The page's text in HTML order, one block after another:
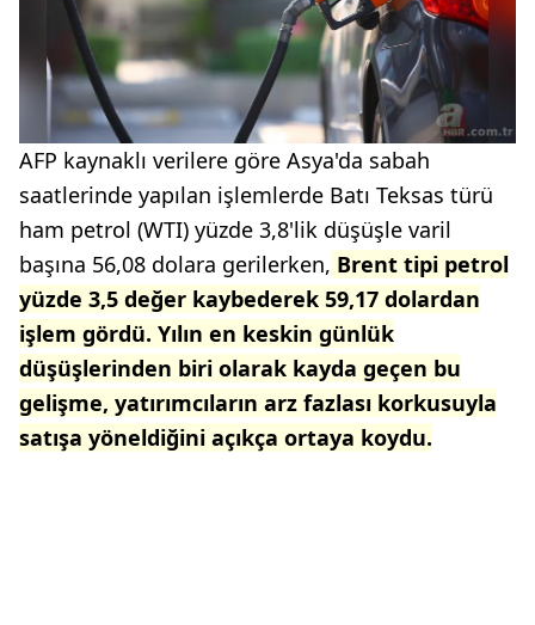
AFP kaynaklı verilere göre Asya'da sabah
saatlerinde yapılan işlemlerde Batı Teksas türü
ham petrol (WTI) yüzde 3,8'lik düşüşle varil
başına 56,08 dolara gerilerken, Brent tipi petrol
yüzde 3,5 değer kaybederek 59,17 dolardan
işlem gördü. Yılın en keskin günlük
düşüşlerinden biri olarak kayda geçen bu
gelişme, yatırımcıların arz fazlası korkusuyla
satışa yöneldiğini açıkça ortaya koydu.